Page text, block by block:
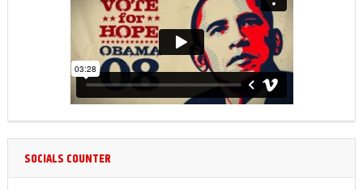
SOCIALS COUNTER